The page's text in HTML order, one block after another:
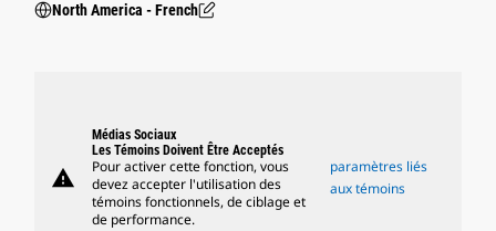
North America - French
warning
Médias Sociaux
Les Témoins Doivent Être Acceptés
Pour activer cette fonction, vous
devez accepter l'utilisation des
témoins fonctionnels, de ciblage et
de performance.
paramètres liés
aux témoins